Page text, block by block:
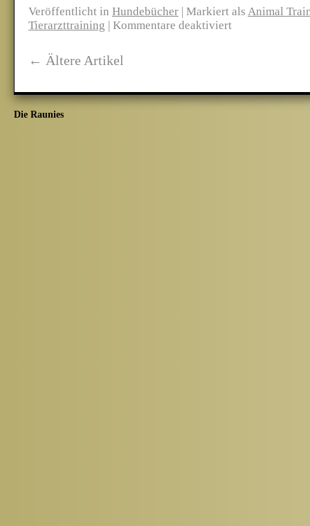
Veröffentlicht in Hundebücher | Markiert als Animal
Tierarzttraining | Kommentare deaktiviert
← Ältere Artikel
Die Raunies